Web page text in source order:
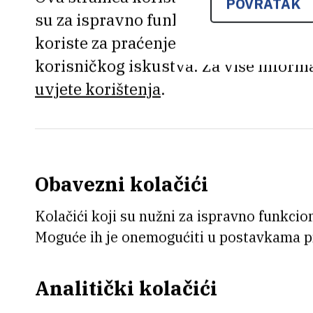
Pročitajte
NSZVO - letak, lipanj 2024
s informacijama o novom
Jedna od aktivnosti koju
jeizjašnjavanje o zadovoljstvu
koji do sada niste popunili
su za ispravno funkcioniranje
koriste za praćenje korištenja
korisničkog iskustva. Za više
uvjete korištenja.
Obavezni kolačići
Kolačići koji su nužni za ispravno
Moguće ih je onemogućiti u postavkama
Analitički kolačići